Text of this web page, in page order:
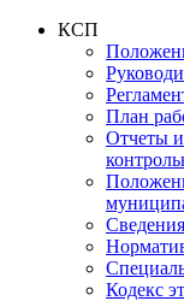
КСП
План
Отчеты
Кодекс